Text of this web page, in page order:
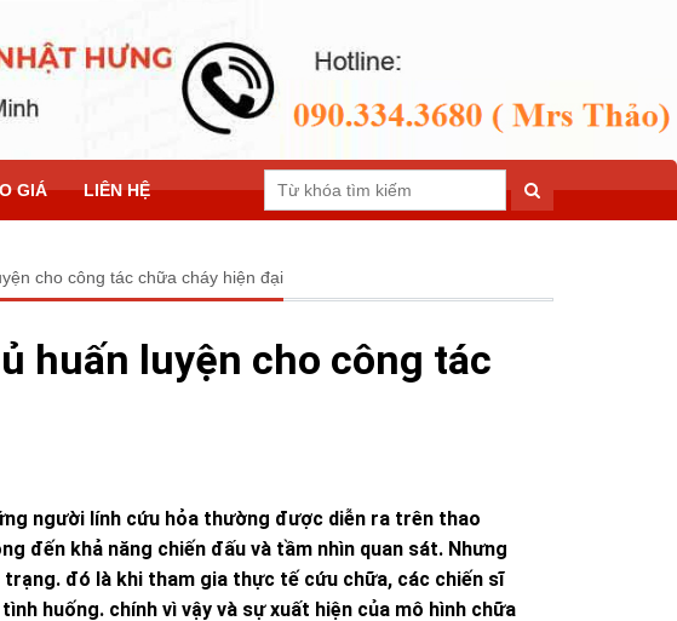
GIÁ LIÊN HỆ
cho công tác chữa cháy hiện đại
huấn luyện cho công tác
người lính cứu hỏa thường được diễn ra trên thao
đến khả năng chiến đấu và tầm nhìn quan sát. Nhưng
đó là khi tham gia thực tế cứu chữa, các chiến sĩ
huống. chính vì vậy và sự xuất hiện của mô hình chữa